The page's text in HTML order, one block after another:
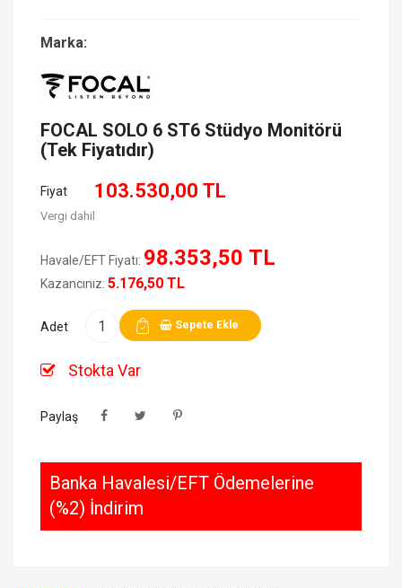
Marka:
FOCAL SOLO 6 ST6 Stüdyo Monitörü
(Tek Fiyatıdır)
Fiyat 103.530,00 TL
Vergi dahil
Havale/EFT Fiyatı: 98.353,50 TL
Kazancınız: 5.176,50 TL
Adet Sepete Ekle
Stokta Var
Paylaş
Banka Havalesi/EFT Ödemelerine
(%2) İndirim